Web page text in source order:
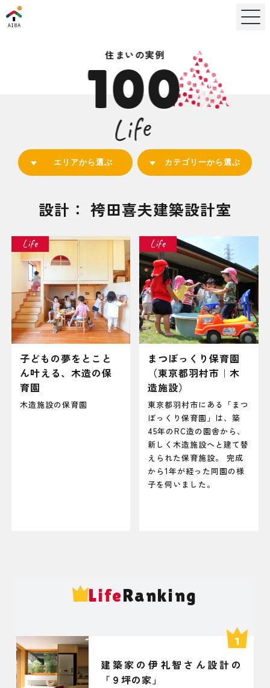
住まいの実例
100
Life
カテゴリーから選ぶ
エリアから選ぶ
設計： 袴田喜夫建築設計室
Life
子どもの夢をとこと
ん叶える、木造の保
育園
木造施設の保育園
Life
まつぼっくり保育園
（東京都羽村市｜木
造施設）
東京都羽村市にある「まつ
ぼっくり保育園」は、築
45年のRC造の園舎から、
新しく木造施設へと建て替
えられた保育施設。 完成
から1年が経った同園の様
子を伺いました。
LifeRanking
建築家の伊礼智さん設計の
「９坪の家」